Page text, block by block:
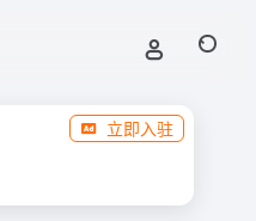
立即入驻